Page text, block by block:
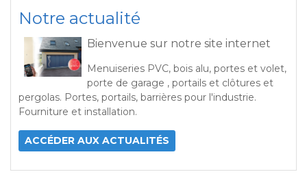
Notre actualité
Bienvenue sur notre site internet
Menuiseries PVC, bois alu, portes et volet,
porte de garage , portails et clôtures et
pergolas. Portes, portails, barrières pour l'industrie.
Fourniture et installation.
ACCÉDER AUX ACTUALITÉS